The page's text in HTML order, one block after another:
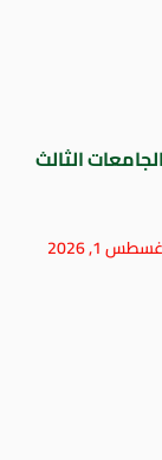
الثالث
1, 2026